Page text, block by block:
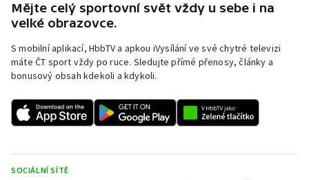
Mějte celý sportovní svět vždy u sebe i na
velké obrazovce.
S mobilní aplikací, HbbTV a apkou iVysílání ve své chytré televizi
máte ČT sport vždy po ruce. Sledujte přímé přenosy, články a
bonusový obsah kdekoli a kdykoli.
SOCIÁLNÍ SÍTĚ